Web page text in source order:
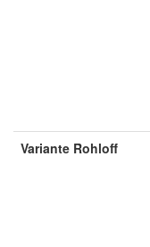
Variante Rohloff